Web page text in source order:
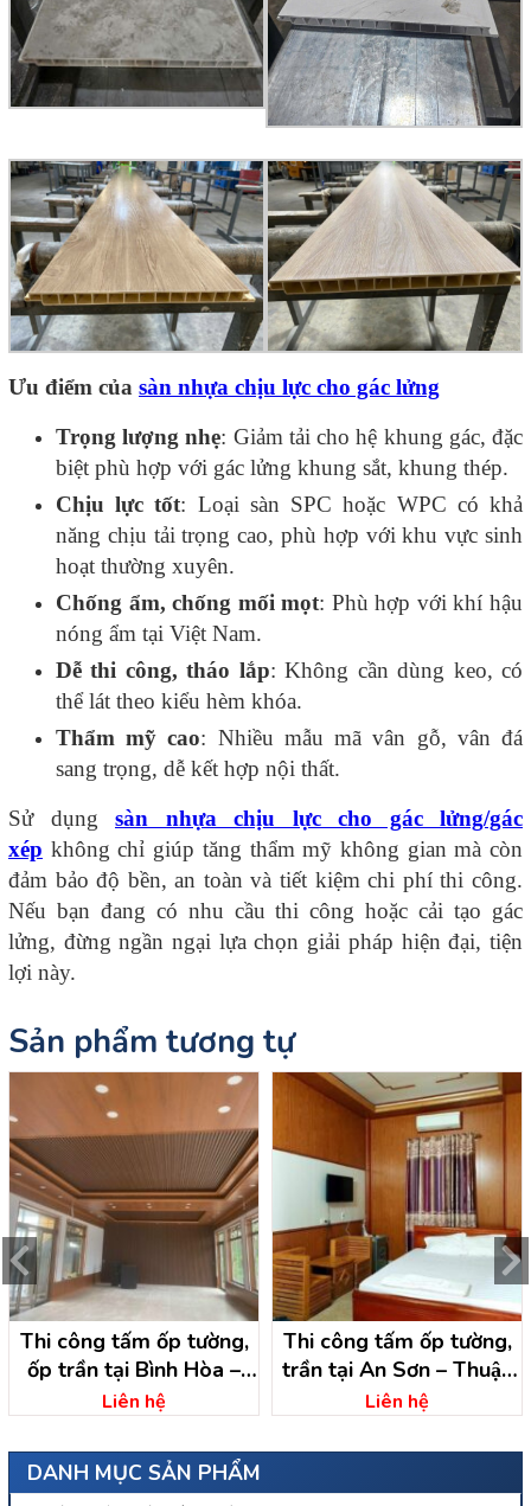
DANH MỤC SẢN PHẨM
Ưu điểm của sàn nhựa chịu lực cho gác lửng
Trọng lượng nhẹ: Giảm tải cho hệ khung gác, đặc
biệt phù hợp với gác lửng khung sắt, khung thép.
Chịu lực tốt: Loại sàn SPC hoặc WPC có khả
năng chịu tải trọng cao, phù hợp với khu vực sinh
hoạt thường xuyên.
Chống ẩm, chống mối mọt: Phù hợp với khí hậu
nóng ẩm tại Việt Nam.
Dễ thi công, tháo lắp: Không cần dùng keo, có
thể lát theo kiểu hèm khóa.
Thẩm mỹ cao: Nhiều mẫu mã vân gỗ, vân đá
sang trọng, dễ kết hợp nội thất.
Sử dụng sàn nhựa chịu lực cho gác lửng/gác
xép không chỉ giúp tăng thẩm mỹ không gian mà còn
đảm bảo độ bền, an toàn và tiết kiệm chi phí thi công.
Nếu bạn đang có nhu cầu thi công hoặc cải tạo gác
lửng, đừng ngần ngại lựa chọn giải pháp hiện đại, tiện
lợi này.
Sản phẩm tương tự
Thi công tấm ốp tường,
ốp trần tại Bình Hòa –
Thuận An – Bình Dương
Liên hệ
Thi công tấm ốp tường,
trần tại An Sơn – Thuận
An – Bình Dương
Liên hệ